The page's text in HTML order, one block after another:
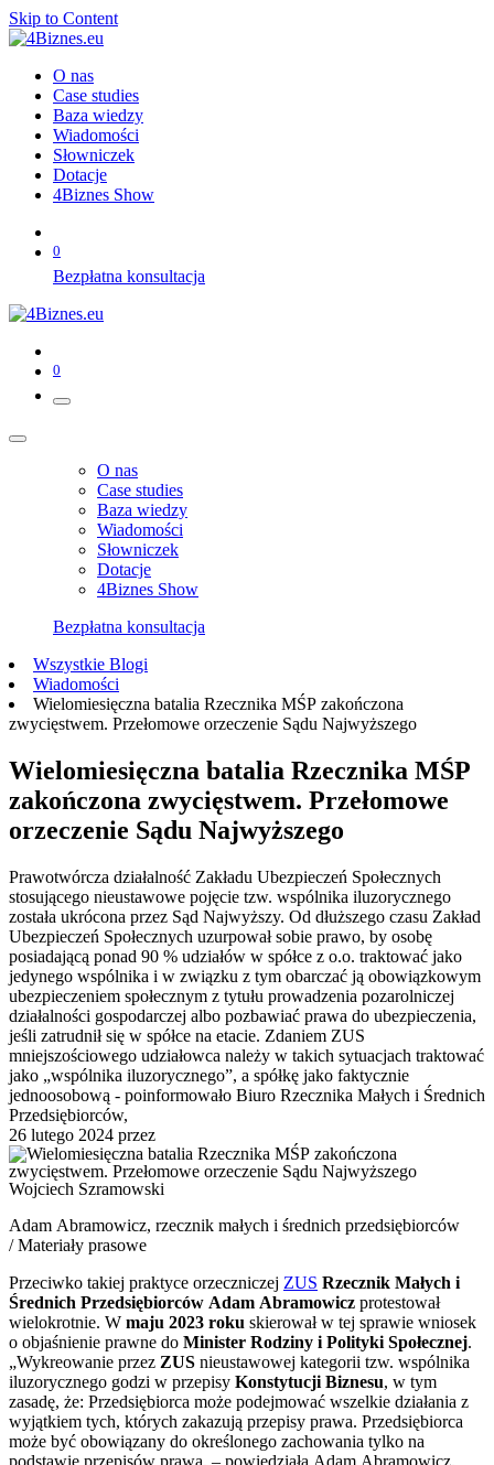
Skip to Content
O nas
Case studies
Baza wiedzy
Wiadomości
Słowniczek
Dotacje
4Biznes Show
0
Bezpłatna konsultacja
0
O nas
Case studies
Baza wiedzy
Wiadomości
Słowniczek
Dotacje
4Biznes Show
Bezpłatna konsultacja
Wszystkie Blogi
Wiadomości
Wielomiesięczna batalia Rzecznika MŚP zakończona
zwycięstwem. Przełomowe orzeczenie Sądu Najwyższego
Wielomiesięczna batalia Rzecznika MŚP
zakończona zwycięstwem. Przełomowe
orzeczenie Sądu Najwyższego
Prawotwórcza działalność Zakładu Ubezpieczeń Społecznych
stosującego nieustawowe pojęcie tzw. wspólnika iluzorycznego
została ukrócona przez Sąd Najwyższy. Od dłuższego czasu Zakład
Ubezpieczeń Społecznych uzurpował sobie prawo, by osobę
posiadającą ponad 90 % udziałów w spółce z o.o. traktować jako
jedynego wspólnika i w związku z tym obarczać ją obowiązkowym
ubezpieczeniem społecznym z tytułu prowadzenia pozarolniczej
działalności gospodarczej albo pozbawiać prawa do ubezpieczenia,
jeśli zatrudnił się w spółce na etacie. Zdaniem ZUS
mniejszościowego udziałowca należy w takich sytuacjach traktować
jako „wspólnika iluzorycznego”, a spółkę jako faktycznie
jednoosobową - poinformowało Biuro Rzecznika Małych i Średnich
Przedsiębiorców,
26 lutego 2024 przez
Wojciech Szramowski
Adam Abramowicz, rzecznik małych i średnich przedsiębiorców
/ Materiały prasowe
Przeciwko takiej praktyce orzeczniczej ZUS Rzecznik Małych i
Średnich Przedsiębiorców Adam Abramowicz protestował
wielokrotnie. W maju 2023 roku skierował w tej sprawie wniosek
o objaśnienie prawne do Minister Rodziny i Polityki Społecznej.
„Wykreowanie przez ZUS nieustawowej kategorii tzw. wspólnika
iluzorycznego godzi w przepisy Konstytucji Biznesu, w tym
zasadę, że: Przedsiębiorca może podejmować wszelkie działania z
wyjątkiem tych, których zakazują przepisy prawa. Przedsiębiorca
może być obowiązany do określonego zachowania tylko na
podstawie przepisów prawa. – powiedziała Adam Abramowicz.